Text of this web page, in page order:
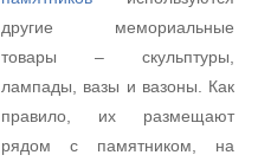
другие мемориальные
товары – скульптуры,
лампады, вазы и вазоны. Как
правило, их размещают
рядом с памятником, на